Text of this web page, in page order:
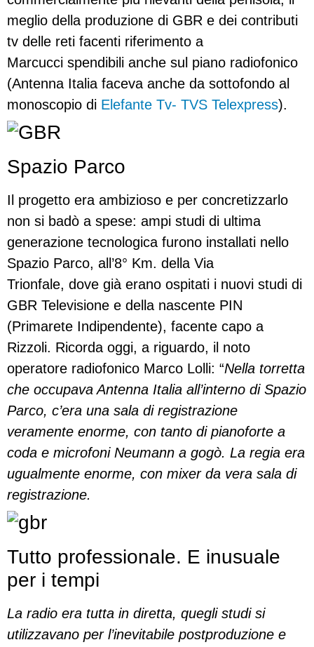
meglio della produzione di GBR e dei contributi
tv delle reti facenti riferimento a
Marcucci spendibili anche sul piano radiofonico
(Antenna Italia faceva anche da sottofondo al
monoscopio di Elefante Tv- TVS Telexpress).
Spazio Parco
Il progetto era ambizioso e per concretizzarlo
non si badò a spese: ampi studi di ultima
generazione tecnologica furono installati nello
Spazio Parco, all’8° Km. della Via
Trionfale, dove già erano ospitati i nuovi studi di
GBR Televisione e della nascente PIN
(Primarete Indipendente), facente capo a
Rizzoli. Ricorda oggi, a riguardo, il noto
operatore radiofonico Marco Lolli: “Nella torretta
che occupava Antenna Italia all’interno di Spazio
Parco, c’era una sala di registrazione
veramente enorme, con tanto di pianoforte a
coda e microfoni Neumann a gogò. La regia era
ugualmente enorme, con mixer da vera sala di
registrazione.
Tutto professionale. E inusuale
per i tempi
La radio era tutta in diretta, quegli studi si
utilizzavano per l’inevitabile postproduzione e